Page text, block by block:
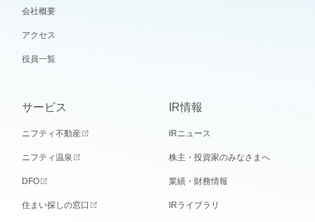
会社概要
アクセス
役員一覧
サービス
ニフティ不動産
ニフティ温泉
DFO
住まい探しの窓口
IR情報
IRニュース
株主・投資家のみなさまへ
業績・財務情報
IRライブラリ